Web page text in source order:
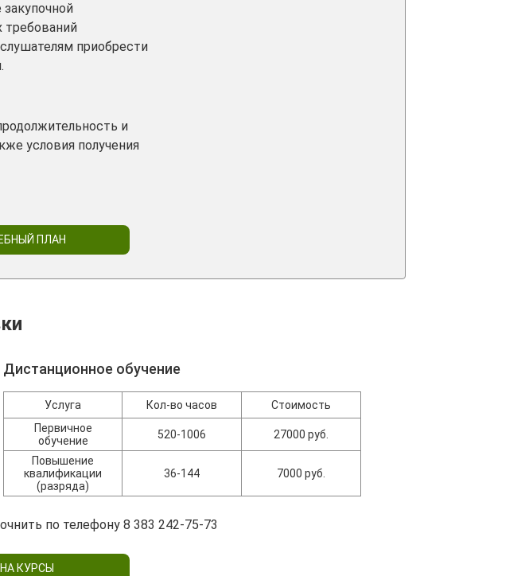
требований
приобрести
и
условия получения
ПЛАН
Дистанционное обучение
Услуга Кол-во часов
Стоимость
Первичное
обучение
520-1006 27000 руб.
Повышение
квалификации
(разряда)
36-144 7000 руб.
по телефону 8 383 242-75-73
КУРСЫ